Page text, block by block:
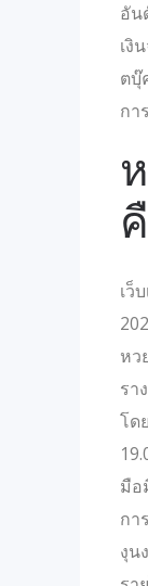
อัน
เงิ
ตบุ๊
กา
เว็
หว
รา
โด
มือ
กา
งุน